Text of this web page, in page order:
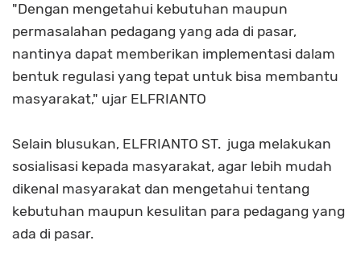
"Dengan mengetahui kebutuhan maupun
permasalahan pedagang yang ada di pasar,
nantinya dapat memberikan implementasi dalam
bentuk regulasi yang tepat untuk bisa membantu
masyarakat," ujar ELFRIANTO
Selain blusukan, ELFRIANTO ST. juga melakukan
sosialisasi kepada masyarakat, agar lebih mudah
dikenal masyarakat dan mengetahui tentang
kebutuhan maupun kesulitan para pedagang yang
ada di pasar.